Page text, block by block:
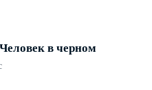
в черном